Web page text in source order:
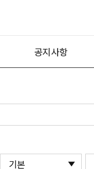
공지사항
기본